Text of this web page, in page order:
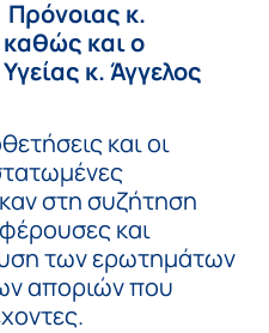
Πρόνοιας κ.
καθώς και ο
κ. Άγγελος
και οι
στη συζήτηση
και
των ερωτημάτων
αποριών που